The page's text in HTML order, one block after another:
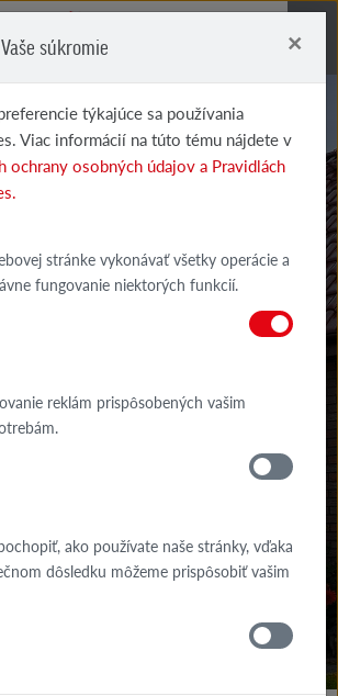
DOPLNKY
S DVOJITOU NAVALKOU PRIRODNÁ ČERVENÁ
súkromie ×
týkajúce sa používania
Viac informácií na túto tému nájdete v
ochrany osobných údajov a Pravidlách
stránke vykonávať všetky operácie a
fungovanie niektorých funkcií.
reklám prispôsobených vašim
ako používate naše stránky, vďaka
dôsledku môžeme prispôsobiť vašim